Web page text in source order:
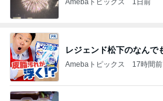
レジェンド松下のなんで
Amebaトピックス 17時間前